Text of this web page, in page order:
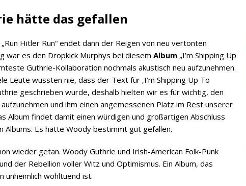
hätte das gefallen
Hitler Run“ endet dann der Reigen von neu vertonten
war es den Dropkick Murphys bei diesem Album „I’m Shipping Up
Guthrie-Kollaboration nochmals akustisch neu aufzunehmen.
Leute wussten nie, dass der Text für ‚I’m Shipping Up To
geschrieben wurde, deshalb hielten wir es für wichtig, den
und ihm einen angemessenen Platz im Rest unserer
Album findet damit einen würdigen und großartigen Abschluss
Albums. Es hätte Woody bestimmt gut gefallen.
wieder getan. Woody Guthrie und Irish-American Folk-Punk
der Rebellion voller Witz und Optimismus. Ein Album, das
unheimlich wohltuend ist.